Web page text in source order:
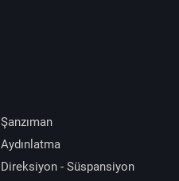
Şanzıman
Aydınlatma
Direksiyon - Süspansiyon